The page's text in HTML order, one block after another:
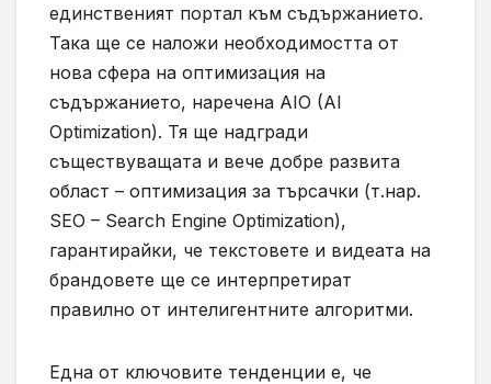
единственият портал към съдържанието.
Така ще се наложи необходимостта от
нова сфера на оптимизация на
съдържанието, наречена AIO (AI
Optimization). Тя ще надгради
съществуващата и вече добре развита
област – оптимизация за търсачки (т.нар.
SEO – Search Engine Optimization),
гарантирайки, че текстовете и видеата на
брандовете ще се интерпретират
правилно от интелигентните алгоритми.
Една от ключовите тенденции е, че